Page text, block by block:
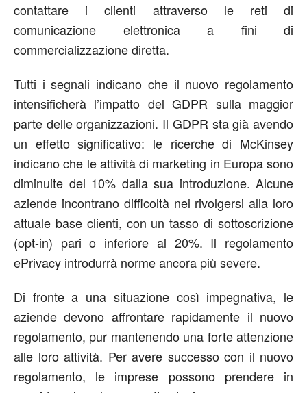
contattare i clienti attraverso le reti di
comunicazione elettronica a fini di
commercializzazione diretta.
Tutti i segnali indicano che il nuovo regolamento
intensificherà l’impatto del GDPR sulla maggior
parte delle organizzazioni. Il GDPR sta già avendo
un effetto significativo: le ricerche di McKinsey
indicano che le attività di marketing in Europa sono
diminuite del 10% dalla sua introduzione. Alcune
aziende incontrano difficoltà nel rivolgersi alla loro
attuale base clienti, con un tasso di sottoscrizione
(opt-in) pari o inferiore al 20%. Il regolamento
ePrivacy introdurrà norme ancora più severe.
Di fronte a una situazione così impegnativa, le
aziende devono affrontare rapidamente il nuovo
regolamento, pur mantenendo una forte attenzione
alle loro attività. Per avere successo con il nuovo
regolamento, le imprese possono prendere in